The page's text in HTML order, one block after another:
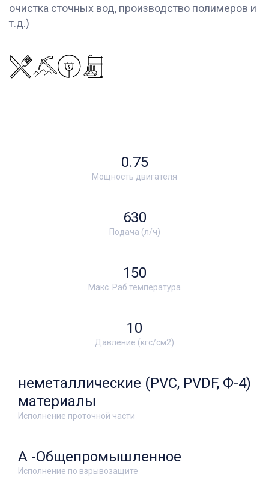
очистка сточных вод, производство полимеров и
т.д.)
Мощность двигателя
0.75
Подача (л/ч)
630
Макс. Раб.температура
150
Давление (кгс/см2)
10
Исполнение проточной части
неметаллические (PVC, PVDF, Ф-4)
материалы
Исполнение по взрывозащите
А -Общепромышленное